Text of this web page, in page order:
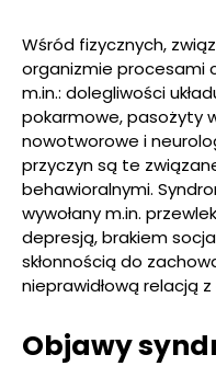
Wśród fizycznych,
organizmie procesami
m.in.: dolegliwości
pokarmowe, pasożyty
nowotworowe i
przyczyn są te
behawioralnymi.
wywołany m.in.
depresją, brakiem
skłonnością do
nieprawidłową relacją
Objawy